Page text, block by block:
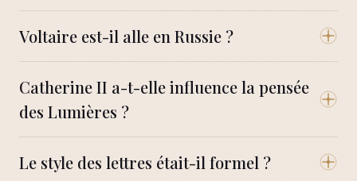
Voltaire est-il alle en Russie ?
Catherine II a-t-elle influence la pensée
des Lumières ?
Le style des lettres était-il formel ?